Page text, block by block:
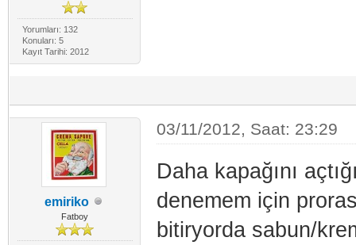
Yorumları: 132
Konuları: 5
Kayıt Tarihi: 2012
emiriko
Fatboy
03/11/2012, Saat: 23:29
Daha kapağını
denemem için
bitiryorda sabun/